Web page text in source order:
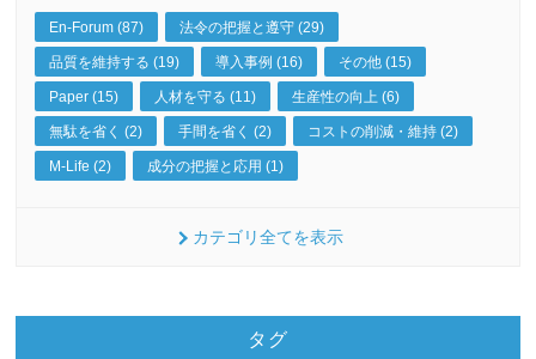
En-Forum (87) 法令の把握と遵守 (29)
品質を維持する (19) 導入事例 (16) その他 (15)
Paper (15) 人材を守る (11) 生産性の向上 (6)
無駄を省く (2) 手間を省く (2) コストの削減・維持 (2)
M-Life (2) 成分の把握と応用 (1)
カテゴリ全てを表示
タグ